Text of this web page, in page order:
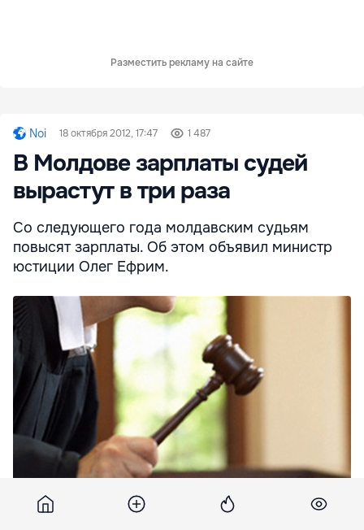
Разместить рекламу на сайте
Noi 18 октября 2012, 17:47 1 487
В Молдове зарплаты судей
вырастут в три раза
Со следующего года молдавским судьям
повысят зарплаты. Об этом объявил министр
юстиции Олег Ефрим.